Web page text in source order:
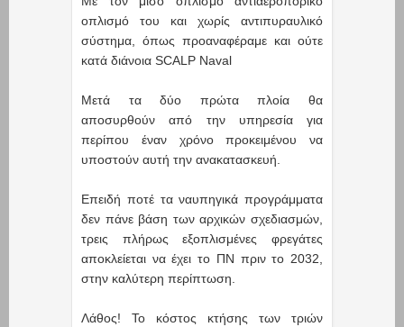
οπλισμό του και χωρίς αντιπυραυλικό
σύστημα, όπως προαναφέραμε και ούτε
κατά διάνοια SCALP Naval
Μετά τα δύο πρώτα πλοία θα
αποσυρθούν από την υπηρεσία για
περίπου έναν χρόνο προκειμένου να
υποστούν αυτή την ανακατασκευή.
Επειδή ποτέ τα ναυπηγικά προγράμματα
δεν πάνε βάση των αρχικών σχεδιασμών,
τρεις πλήρως εξοπλισμένες φρεγάτες
αποκλείεται να έχει το ΠΝ πριν το 2032,
στην καλύτερη περίπτωση.
Λάθος! Το κόστος κτήσης των τριών